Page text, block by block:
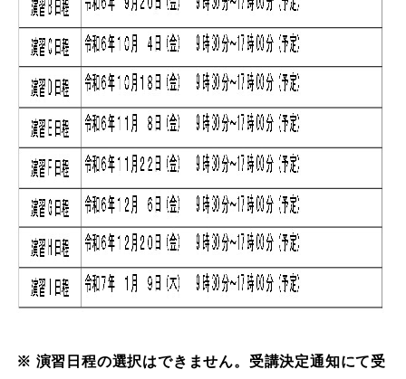
※ 演習日程の選択はできません。受講決定通知にて受